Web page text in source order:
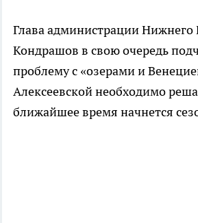
Глава администрации Нижнего
Кондрашов в свою очередь
проблему с «озерами и
Алексеевской необходимо
ближайшее время начнется